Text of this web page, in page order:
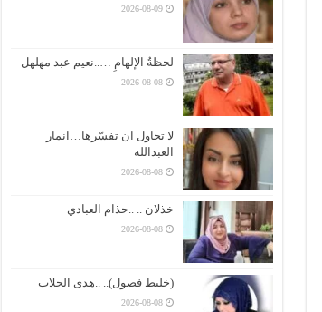
2026-08-09
لحظةُ الإلهامِ …..نعيم عبد مهلهل
2026-08-08
لا تحاول ان تفسّرها…انمار
العبدالله
2026-08-08
خذلان .. ..حذام العبادي
2026-08-08
(خليط فصول).. ..هدى الجلاب
2026-08-08